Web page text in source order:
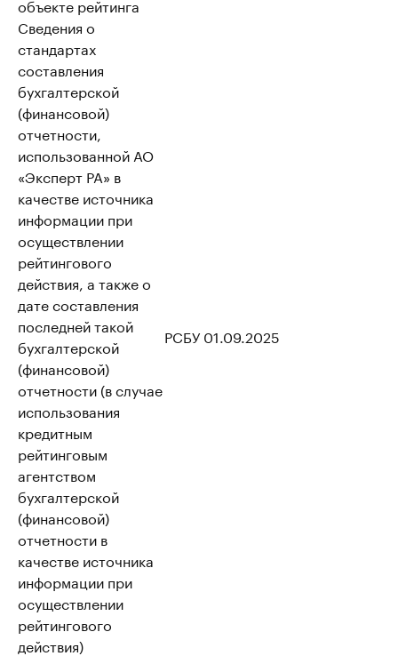
объекте рейтинга
Сведения о
стандартах
составления
бухгалтерской
(финансовой)
отчетности,
использованной АО
«Эксперт РА» в
качестве источника
информации при
осуществлении
рейтингового
действия, а также о
дате составления
последней такой
бухгалтерской
(финансовой)
отчетности (в случае
использования
кредитным
рейтинговым
агентством
бухгалтерской
(финансовой)
отчетности в
качестве источника
информации при
осуществлении
рейтингового
действия)
РСБУ 01.09.2025